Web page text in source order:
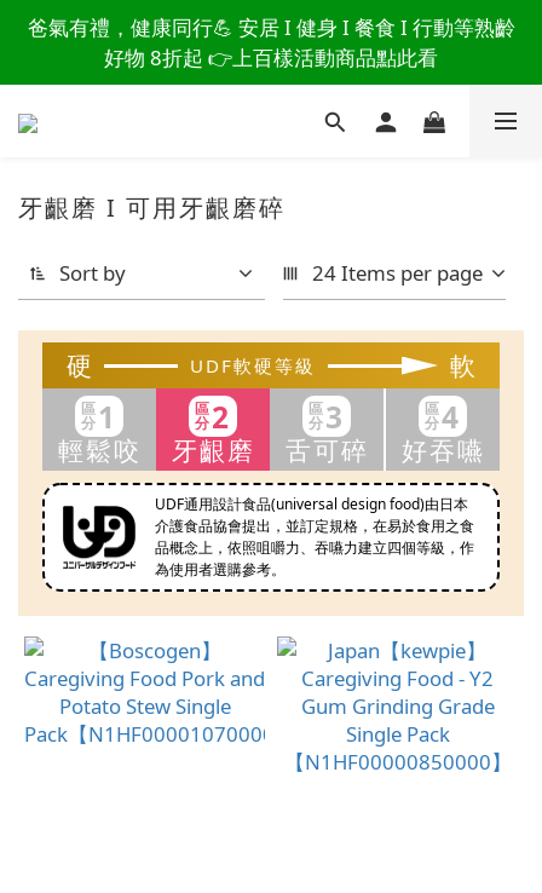
讀懂爸爸總說「不用買」的堅強 👉 3大生活貼心巧
思，找回他的生活主導權
爸氣有禮，健康同行💪 安居 I 健身 I 餐食 I 行動等熟齡
好物 8折起 👉上百樣活動商品點此看
讀懂爸爸總說「不用買」的堅強 👉 3大生活貼心巧
思，找回他的生活主導權
牙齦磨 I 可用牙齦磨碎
Sort by 24 Items per page
硬 UDF軟硬等級 軟
區
分 1
輕鬆咬
區
分 2
牙齦磨
區
分 3
舌可碎
區
分4
好吞嚥
UDF通用設計食品(universal design food)由日本
介護食品協會提出，並訂定規格，在易於食用之食
品概念上，依照咀嚼力、吞嚥力建立四個等級，作
為使用者選購參考。